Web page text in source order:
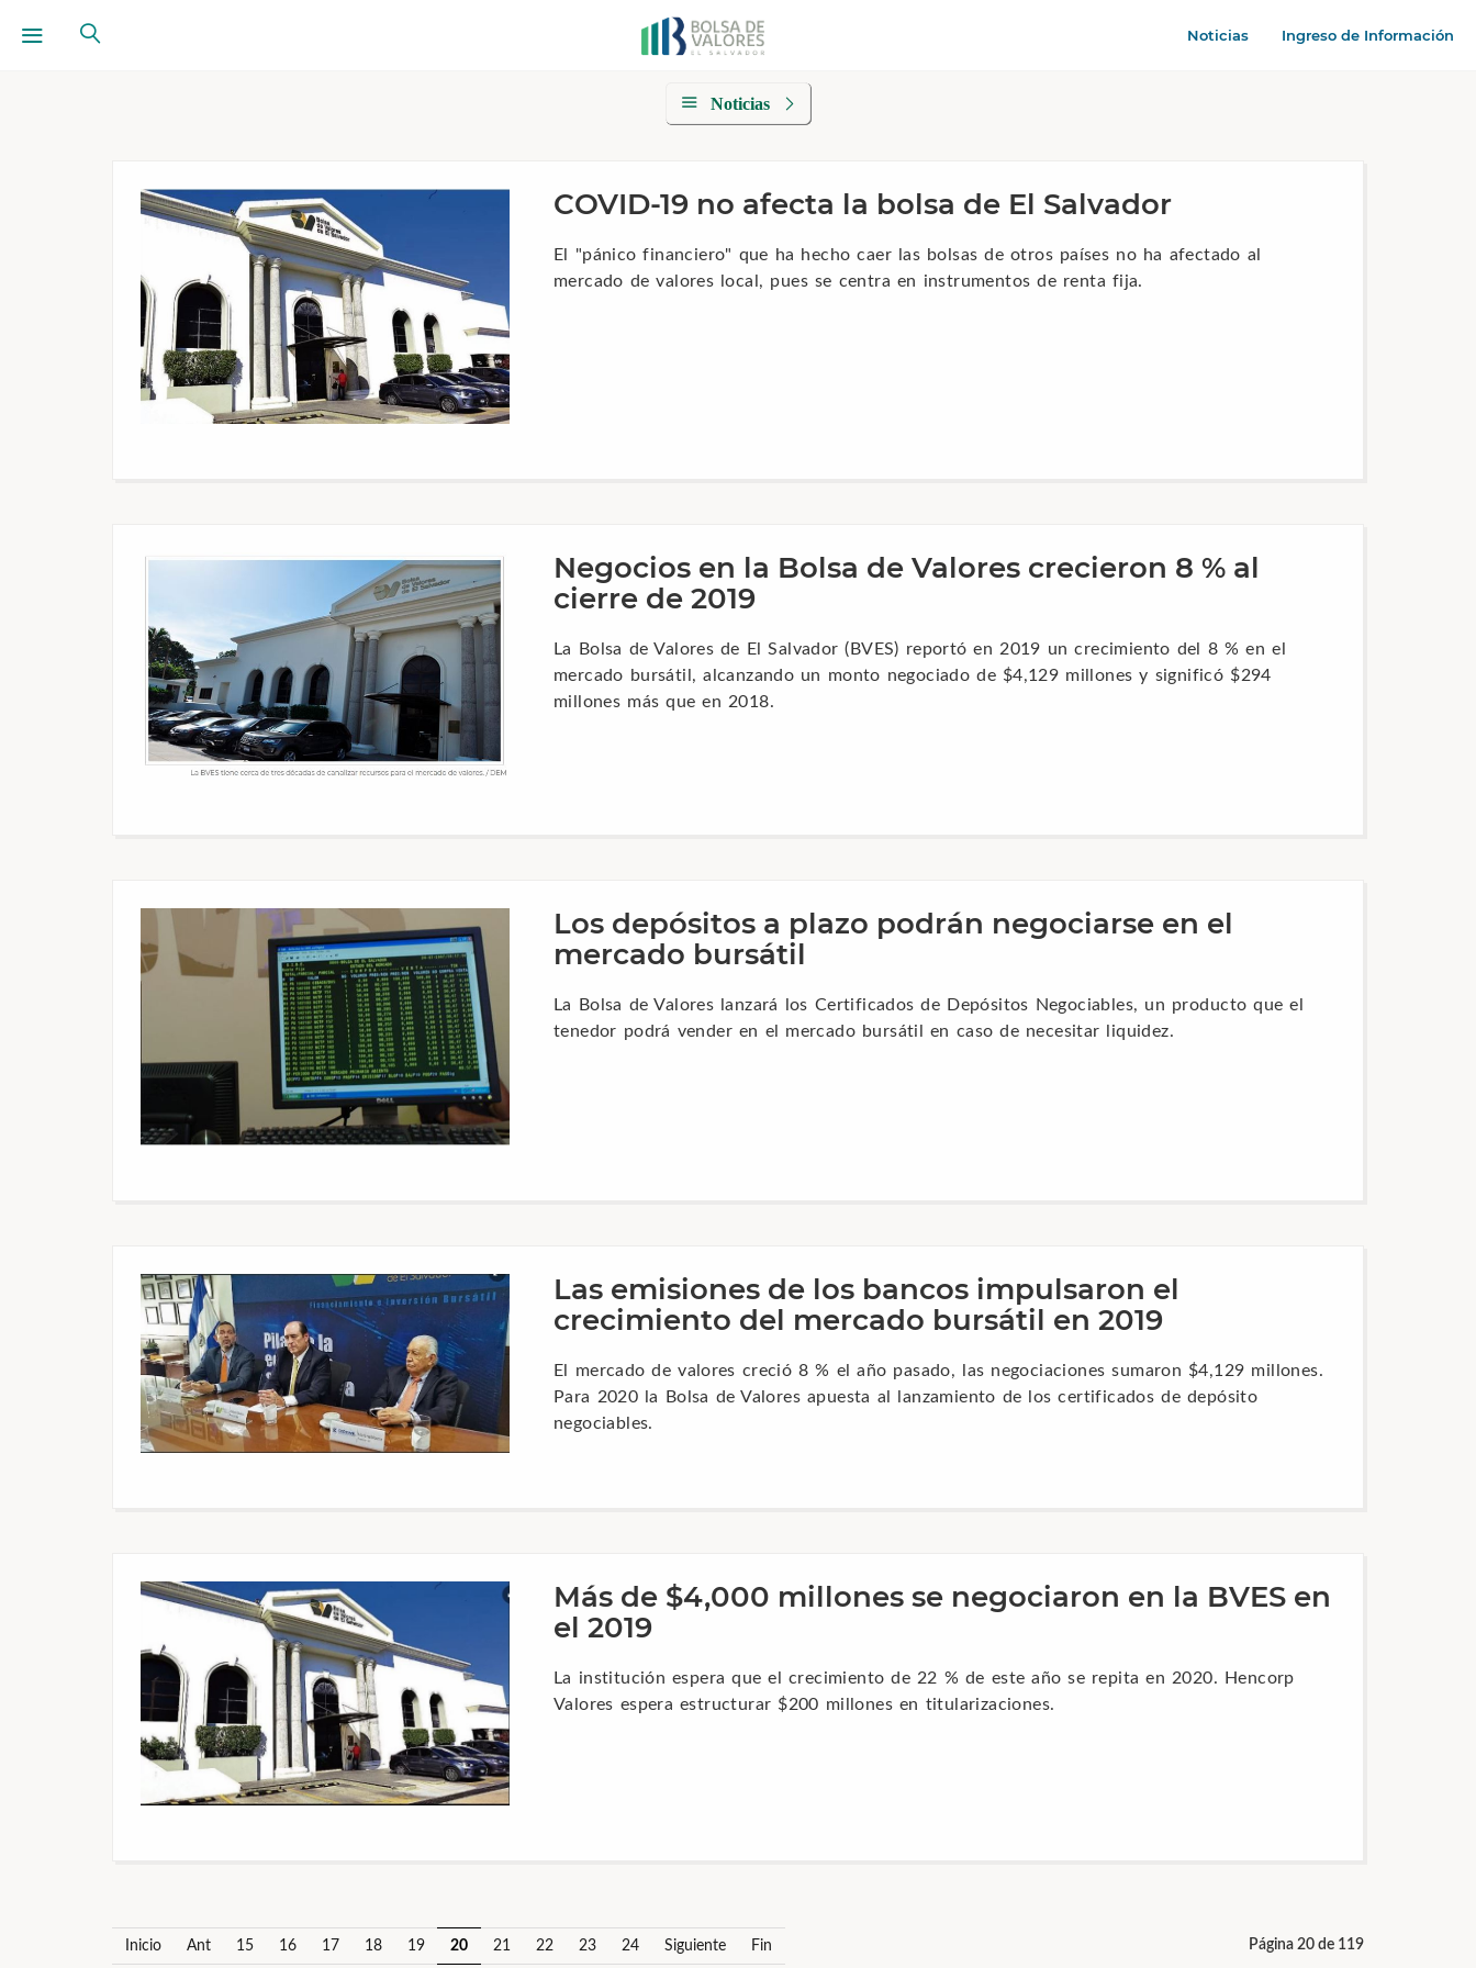
Noticias Ingreso de Información
Noticias
COVID-19 no afecta la bolsa de El Salvador
El "pánico financiero" que ha hecho caer las bolsas de otros países no ha afectado al
mercado de valores local, pues se centra en instrumentos de renta fija.
Negocios en la Bolsa de Valores crecieron 8 % al
cierre de 2019
La Bolsa de Valores de El Salvador (BVES) reportó en 2019 un crecimiento del 8 % en el
mercado bursátil, alcanzando un monto negociado de $4,129 millones y significó $294
millones más que en 2018.
Los depósitos a plazo podrán negociarse en el
mercado bursátil
La Bolsa de Valores lanzará los Certificados de Depósitos Negociables, un producto que el
tenedor podrá vender en el mercado bursátil en caso de necesitar liquidez.
Las emisiones de los bancos impulsaron el
crecimiento del mercado bursátil en 2019
El mercado de valores creció 8 % el año pasado, las negociaciones sumaron $4,129 millones.
Para 2020 la Bolsa de Valores apuesta al lanzamiento de los certificados de depósito
negociables.
Más de $4,000 millones se negociaron en la BVES en
el 2019
La institución espera que el crecimiento de 22 % de este año se repita en 2020. Hencorp
Valores espera estructurar $200 millones en titularizaciones.
Página 20 de 119
Inicio Ant 15 16 17 18 19 20 21 22 23 24 Siguiente Fin